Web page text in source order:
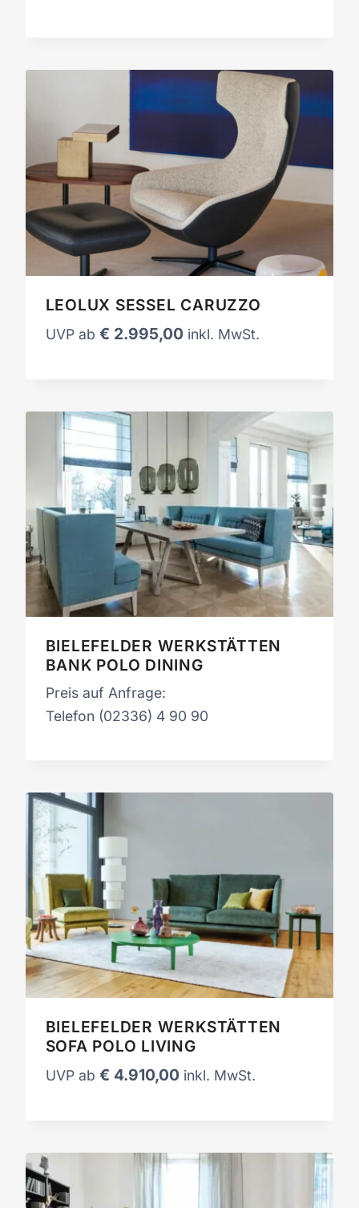
LEOLUX SESSEL CARUZZO
UVP ab € 2.995,00 inkl. MwSt.
BIELEFELDER WERKSTÄTTEN
BANK POLO DINING
Preis auf Anfrage:
Telefon (02336) 4 90 90
BIELEFELDER WERKSTÄTTEN
SOFA POLO LIVING
UVP ab € 4.910,00 inkl. MwSt.